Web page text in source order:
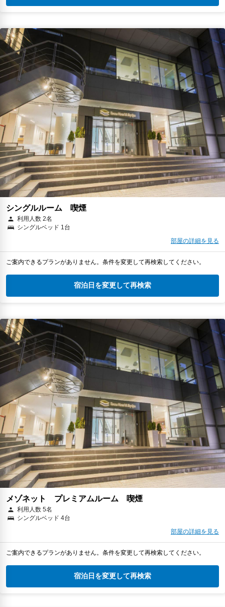
シングルルーム 喫煙
利用人数 2名
シングルベッド 1台
部屋の詳細を見る
ご案内できるプランがありません。条件を変更して再検索してください。
宿泊日を変更して再検索
メゾネット プレミアムルーム 喫煙
利用人数 5名
シングルベッド 4台
部屋の詳細を見る
ご案内できるプランがありません。条件を変更して再検索してください。
宿泊日を変更して再検索